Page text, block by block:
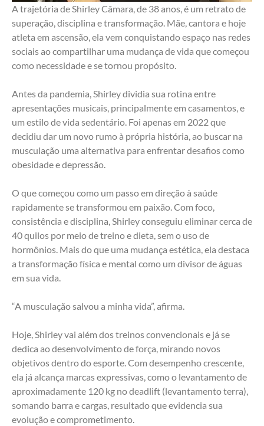
A trajetória de Shirley Câmara, de 38 anos, é um retrato de
superação, disciplina e transformação. Mãe, cantora e hoje
atleta em ascensão, ela vem conquistando espaço nas redes
sociais ao compartilhar uma mudança de vida que começou
como necessidade e se tornou propósito.
Antes da pandemia, Shirley dividia sua rotina entre
apresentações musicais, principalmente em casamentos, e
um estilo de vida sedentário. Foi apenas em 2022 que
decidiu dar um novo rumo à própria história, ao buscar na
musculação uma alternativa para enfrentar desafios como
obesidade e depressão.
O que começou como um passo em direção à saúde
rapidamente se transformou em paixão. Com foco,
consistência e disciplina, Shirley conseguiu eliminar cerca de
40 quilos por meio de treino e dieta, sem o uso de
hormônios. Mais do que uma mudança estética, ela destaca
a transformação física e mental como um divisor de águas
em sua vida.
“A musculação salvou a minha vida”, afirma.
Hoje, Shirley vai além dos treinos convencionais e já se
dedica ao desenvolvimento de força, mirando novos
objetivos dentro do esporte. Com desempenho crescente,
ela já alcança marcas expressivas, como o levantamento de
aproximadamente 120 kg no deadlift (levantamento terra),
somando barra e cargas, resultado que evidencia sua
evolução e comprometimento.